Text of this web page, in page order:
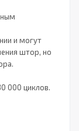
и могут
штор, но
000 циклов.